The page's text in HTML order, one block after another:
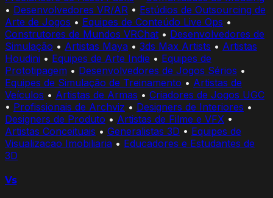
• Desenvolvedores VR/AR • Estúdios de Outsourcing de
Arte de Jogos • Equipes de Conteúdo Live Ops •
Construtores de Mundos VRChat • Desenvolvedores de
Simulação • Artistas Maya • 3ds Max Artists • Artistas
Houdini • Equipes de Arte Indie • Equipes de
Prototipagem • Desenvolvedores de Jogos Sérios •
Equipes de Simulação de Treinamento • Artistas de
Veículos • Artistas de Armas • Criadores de Jogos UGC
• Profissionais de Archviz • Designers de Interiores •
Designers de Produto • Artistas de Filme e VFX •
Artistas Conceituais • Generalistas 3D • Equipes de
Visualizacao Imobiliaria • Educadores e Estudantes de
3D
Vs